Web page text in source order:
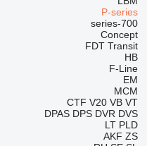
P-series
700-series
Concept
FDT Transit
HB
F-Line
EM
MCM
CTF V20 VB VT
DPAS DPS DVR DVS
LT PLD
AKF ZS